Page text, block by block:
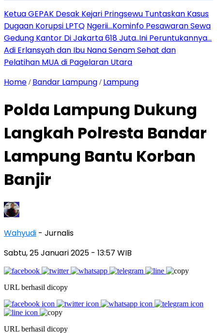
Ketua GEPAK Desak Kejari Pringsewu Tuntaskan Kasus
Dugaan Korupsi LPTQ Ngerii…Kominfo Pesawaran Sewa
Gedung Kantor Di Jakarta 618 Juta..Ini Peruntukannya…
Adi Erlansyah dan Ibu Nana Senam Sehat dan
Pelatihan MUA di Pagelaran Utara
Home / Bandar Lampung / Lampung
Polda Lampung Dukung
Langkah Polresta Bandar
Lampung Bantu Korban
Banjir
Wahyudi - Jurnalis
Sabtu, 25 Januari 2025 - 13:57 WIB
URL berhasil dicopy
URL berhasil dicopy